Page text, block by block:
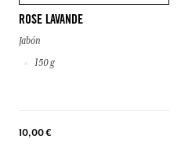
ROSE LAVANDE
Jabón
150 g
10,00 €